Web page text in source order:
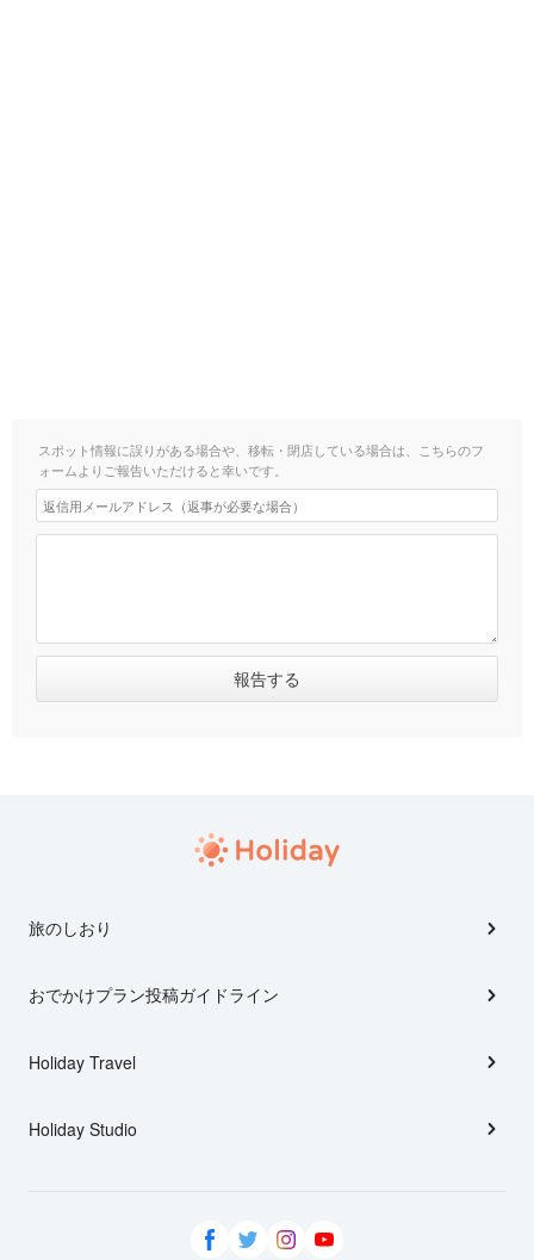
スポット情報に誤りがある場合や、移転・閉店している場合は、こちらのフ
ォームよりご報告いただけると幸いです。
旅のしおり
おでかけプラン投稿ガイドライン
Holiday Travel
Holiday Studio